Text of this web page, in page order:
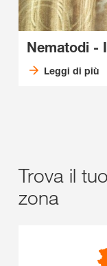
Nematodi -
Leggi di più
Trova il
zona